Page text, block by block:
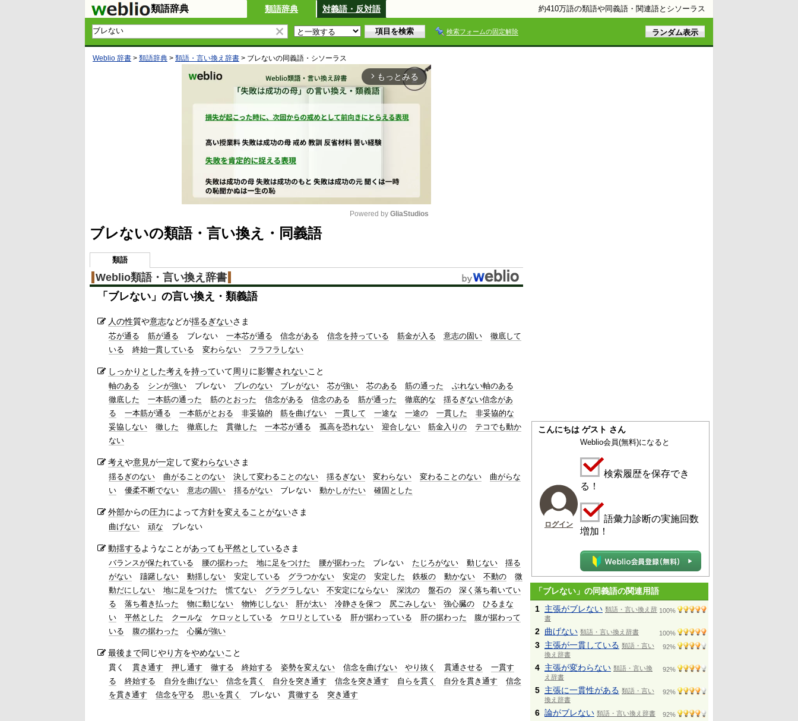
類語辞典 類語辞典 対義語・反対語 約410万語の類語や同義語・関連語とシソーラス
検索フォームの固定解除
Weblio 辞書 > 類語辞典 > 類語・言い換え辞書 > ブレないの同義語・シソーラス
arrow_forward_ios もっとみる
Powered by GliaStudios
ブレないの類語・言い換え・同義語
類語
Weblio類語・言い換え辞書
「 ブレない 」の言い換え・類義語
人の性質や意志などが揺るぎないさま
芯が通る 筋が通る ブレない 一本芯が通る 信念がある 信念を持っている 筋金が入る 意志の固い
徹底して
いる
終始一貫している 変わらない フラフラしない
しっかりとした考え を持っていて周り に影響されないこと
軸のある シンが強い ブレない ブレのない ブレがない 芯が強い 芯のある 筋の通った
ぶれない軸のある
徹底した
一本筋の通った 筋のとおった 信念がある 信念のある 筋が通った 徹底的な
揺るぎない信念があ
る
一本筋が通る 一本筋がとおる 非妥協的 筋を曲げない 一貫して 一途な 一途の 一貫した
非妥協的な
妥協しない
徹した 徹底した 貫徹した 一本芯が通る 孤高を恐れない 迎合しない 筋金入りの
テコでも動か
ない
考え や意見が一定 して変わらないさま
揺るぎのない 曲がることのない 決して変わることのない 揺るぎない 変わらない 変わることのない
曲がらな
い
優柔不断でない 意志の固い 揺るがない ブレない 動かしがたい 確固とした
外部からの圧力によって方針を変えることがないさま
曲げない 頑な ブレない
動揺するようなことがあっても平然としているさま
バランスが保たれている 腰の据わった 地に足をつけた 腰が据わった ブレない たじろがない 動じない
揺る
がない
躊躇しない 動揺しない 安定している グラつかない 安定の 安定した 鉄板の 動かない 不動の
微
動だにしない
地に足をつけた 慌てない グラグラしない 不安定にならない 深沈の 盤石の
深く落ち着いてい
る
落ち着き払った 物に動じない 物怖じしない 肝が太い 冷静さを保つ 尻ごみしない 強心臓の
ひるまな
い
平然とした クールな ケロッとしている ケロリとしている 肝が据わっている 肝の据わった
腹が据わって
いる
腹の据わった 心臓が強い
最後まで同じやり方をやめないこと
貫く 貫き通す 押し通す 徹する 終始する 姿勢を変えない 信念を曲げない やり抜く 貫通させる
一貫す
る
終始する 自分を曲げない 信念を貫く 自分を突き通す 信念を突き通す 自らを貫く 自分を貫き通す
信念
を貫き通す
信念を守る 思いを貫く ブレない 貫徹する 突き通す
こんにちは ゲスト さん
ログイン
Weblio会員(無料)になると
検索履歴を保存でき
る！
語彙力診断の実施回数
増加！
「ブレない」の同義語の関連用語
1 主張がブレない 類語・言い換え辞
書
100%
2 曲げない 類語・言い換え辞書 100%
3 主張が一貫している 類語・言い
換え辞書
92%
4 主張が変わらない 類語・言い換
え辞書
92%
5 主張に一貫性がある 類語・言い
換え辞書
92%
6 論がブレない 類語・言い換え辞書 92%